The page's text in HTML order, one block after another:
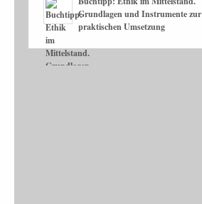
Grundlagen und Instrumente zur
praktischen Umsetzung